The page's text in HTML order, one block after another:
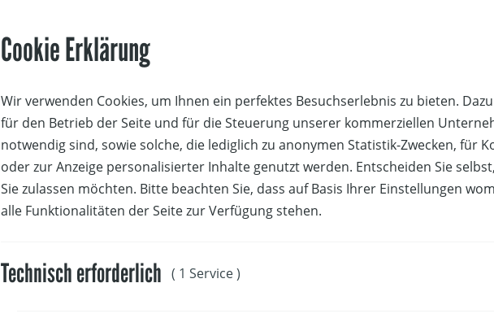
Die Checklistebeinhaltet all jene Aufgaben und Übungen, die der
Segelprüfung können muss. Es werden bei der Prüfung keine
Aufgaben geprüft, aber jene Positionen in der Liste müssen von
Kandidaten/-in positiv erfüllt werden. Die Anzahl der Versuche bei
Motor, bzw. den Manövern unter Segel richtet sich nach den
ausgerichtet. Bei davon abweichenden Konditionen wird die
entsprechend berücksichtigen.
Cookie Erklärung
Wir verwenden Cookies, um Ihnen ein perfektes Besuchserlebnis zu bieten.
für den Betrieb der Seite und für die Steuerung unserer kommerziellen
notwendig sind, sowie solche, die lediglich zu anonymen Statistik-Zwecken, für
oder zur Anzeige personalisierter Inhalte genutzt werden. Entscheiden Sie
Sie zulassen möchten. Bitte beachten Sie, dass auf Basis Ihrer Einstellungen
alle Funktionalitäten der Seite zur Verfügung stehen.
Technisch erforderlich ( 1 Service )